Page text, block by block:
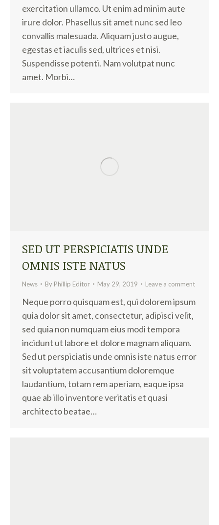
exercitation ullamco. Ut enim ad minim aute
irure dolor. Phasellus sit amet nunc sed leo
convallis malesuada. Aliquam justo augue,
egestas et iaculis sed, ultrices et nisi.
Suspendisse potenti. Nam volutpat nunc
amet. Morbi…
SED UT PERSPICIATIS UNDE
OMNIS ISTE NATUS
News By Phillip Editor May 29, 2019 Leave a comment
Neque porro quisquam est, qui dolorem ipsum
quia dolor sit amet, consectetur, adipisci velit,
sed quia non numquam eius modi tempora
incidunt ut labore et dolore magnam aliquam.
Sed ut perspiciatis unde omnis iste natus error
sit voluptatem accusantium doloremque
laudantium, totam rem aperiam, eaque ipsa
quae ab illo inventore veritatis et quasi
architecto beatae…